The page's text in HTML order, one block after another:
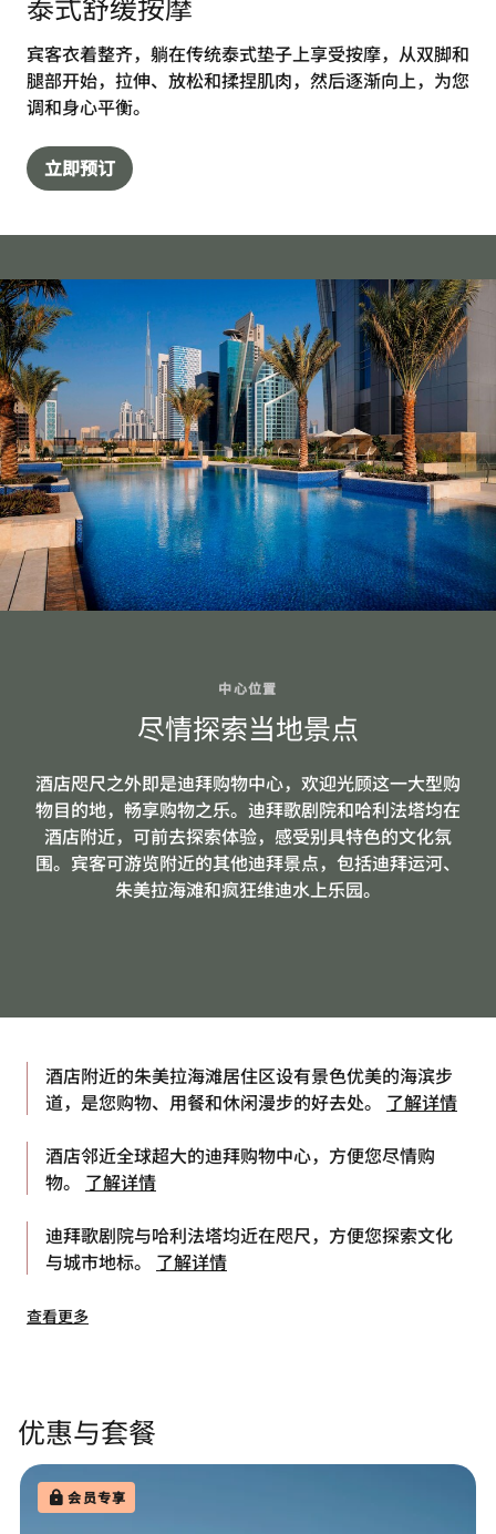
宾客衣着整齐，躺在传统泰式垫子上享受按摩，从双脚和
腿部开始，拉伸、放松和揉捏肌肉，然后逐渐向上，为您
调和身心平衡。
立即预订
中心位置
尽情探索当地景点
酒店咫尺之外即是迪拜购物中心，欢迎光顾这一大型购
物目的地，畅享购物之乐。迪拜歌剧院和哈利法塔均在
酒店附近，可前去探索体验，感受别具特色的文化氛
围。宾客可游览附近的其他迪拜景点，包括迪拜运河、
朱美拉海滩和疯狂维迪水上乐园。
酒店附近的朱美拉海滩居住区设有景色优美的海滨步
道，是您购物、用餐和休闲漫步的好去处。 了解详情
酒店邻近全球超大的迪拜购物中心，方便您尽情购
物。 了解详情
迪拜歌剧院与哈利法塔均近在咫尺，方便您探索文化
与城市地标。 了解详情
查看更多
优惠与套餐
会员专享